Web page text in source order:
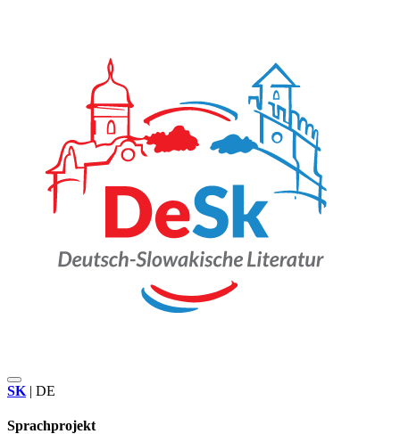
SK | DE
Sprachprojekt